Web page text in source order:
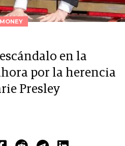
MONEY
en la
por la herencia
Presley